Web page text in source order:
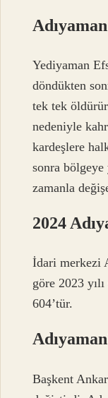
Yediyaman
döndükten
tek tek
nedeniyle
kardeşlere
sonra
zamanla
2024
İdari merkezi
göre 2023
604’tür.
Başkent